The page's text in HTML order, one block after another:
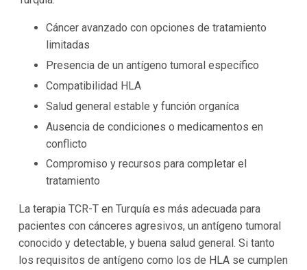
Cáncer avanzado con opciones de tratamiento
limitadas
Presencia de un antígeno tumoral específico
Compatibilidad HLA
Salud general estable y función organíca
Ausencia de condiciones o medicamentos en
conflicto
Compromiso y recursos para completar el
tratamiento
La terapia TCR-T en Turquía es más adecuada para
pacientes con cánceres agresivos, un antígeno tumoral
conocido y detectable, y buena salud general. Si tanto
los requisitos de antígeno como los de HLA se cumplen